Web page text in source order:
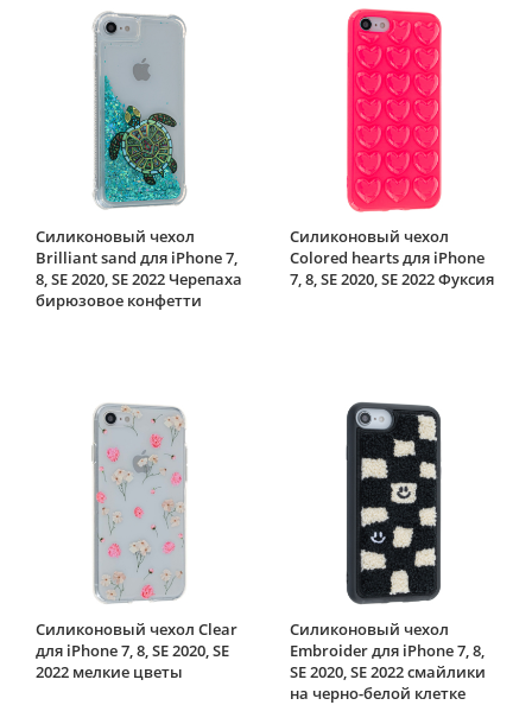
Силиконовый чехол
Brilliant sand для iPhone 7,
8, SE 2020, SE 2022 Черепаха
бирюзовое конфетти
Силиконовый чехол
Colored hearts для iPhone
7, 8, SE 2020, SE 2022 Фуксия
Силиконовый чехол Clear
для iPhone 7, 8, SE 2020, SE
2022 мелкие цветы
Силиконовый чехол
Embroider для iPhone 7, 8,
SE 2020, SE 2022 смайлики
на черно-белой клетке